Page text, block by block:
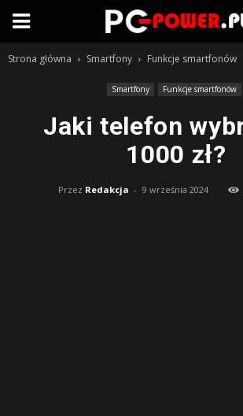
Strona główna Smartfony Funkcje smartfonów
Smartfony Funkcje smartfonów
Jaki telefon
1000 zł?
Przez Redakcja - 9 września 2024